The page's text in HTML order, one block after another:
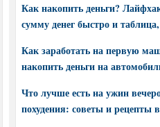
Как накопить деньги?
сумму денег быстро и
Как заработать на первую
накопить деньги на
Что лучше есть на ужин
похудения: советы и рецепты